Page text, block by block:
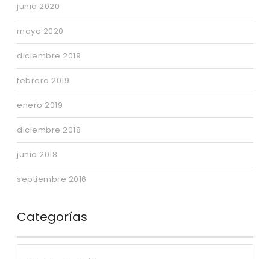
junio 2020
mayo 2020
diciembre 2019
febrero 2019
enero 2019
diciembre 2018
junio 2018
septiembre 2016
Categorías